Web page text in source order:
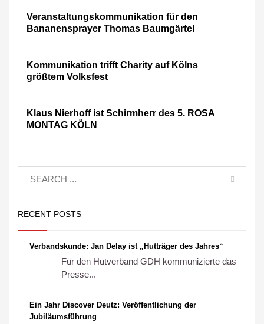
Veranstaltungskommunikation für den
Bananensprayer Thomas Baumgärtel
Kommunikation trifft Charity auf Kölns
größtem Volksfest
Klaus Nierhoff ist Schirmherr des 5. ROSA
MONTAG KÖLN
RECENT POSTS
Verbandskunde: Jan Delay ist „Hutträger des Jahres“
Für den Hutverband GDH kommunizierte das
Presse...
Ein Jahr Discover Deutz: Veröffentlichung der
Jubiläumsführung